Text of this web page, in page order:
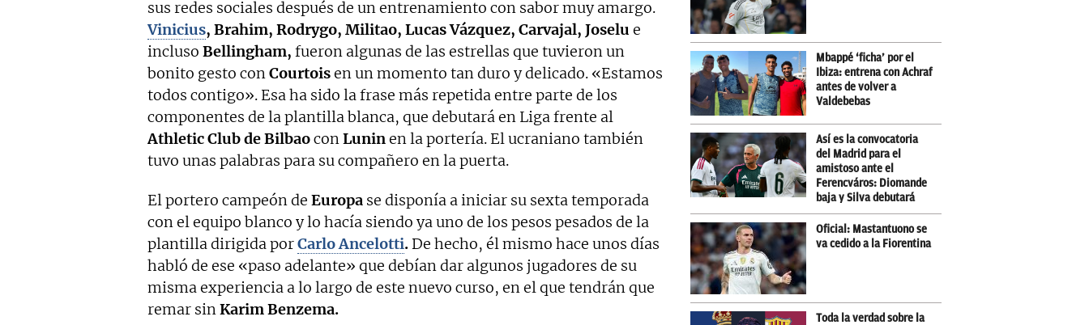
sus redes sociales después de un entrenamiento con sabor muy amargo.
Vinicius, Brahim, Rodrygo, Militao, Lucas Vázquez, Carvajal, Joselu e
incluso Bellingham, fueron algunas de las estrellas que tuvieron un
bonito gesto conCourtoisen un momento tan duro y delicado. «Estamos
todos contigo». Esa ha sido la frase más repetida entre parte de los
componentes de la plantilla blanca, que debutará en Liga frente al
Athletic Club de BilbaoconLuninen la portería. El ucraniano también
tuvo unas palabras para su compañero en la puerta.
El portero campeón de Europa se disponía a iniciar su sexta temporada
con el equipo blanco y lo hacía siendo ya uno de los pesos pesados de la
plantilla dirigida porCarlo Ancelotti. De hecho, él mismo hace unos días
habló de ese «paso adelante» que debían dar algunos jugadores de su
misma experiencia a lo largo de este nuevo curso, en el que tendrán que
remar sinKarim Benzema.
Mbappé ‘ficha’ por el
Ibiza: entrena con Achraf
antes de volver a
Valdebebas
Así es la convocatoria
del Madrid para el
amistoso ante el
Ferencváros: Diomande
baja y Silva debutará
Oficial: Mastantuono se
va cedido a la Fiorentina
Toda la verdad sobre la